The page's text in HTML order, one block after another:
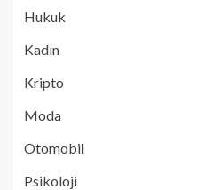
Hukuk
Kadın
Kripto
Moda
Otomobil
Psikoloji